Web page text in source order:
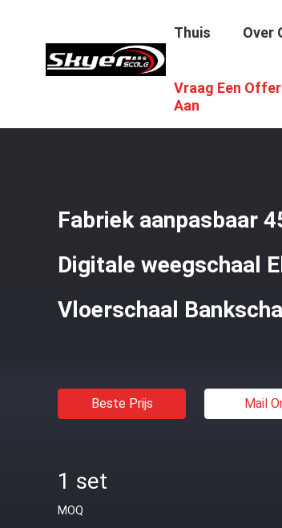
Thuis Over
Vraag Een
Aan
Bank Het Wegen
Fabriek aanpasbaar
Digitale weegschaal
Vloerschaal
Beste Prijs Mail
1 set
MOQ